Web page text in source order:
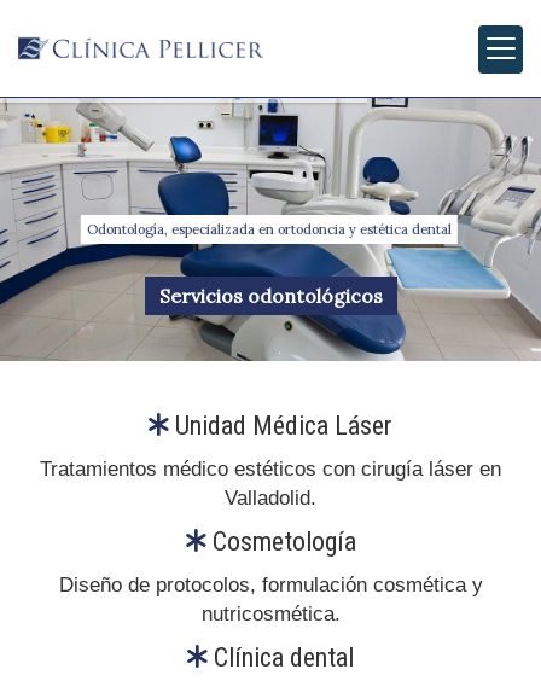
Odontología, especializada en ortodoncia y estética dental
Servicios odontológicos
Clínica de
Unidad Médica Láser
Tratamientos médico estéticos con cirugía láser en
Valladolid.
Cosmetología
Diseño de protocolos, formulación cosmética y
nutricosmética.
Clínica dental